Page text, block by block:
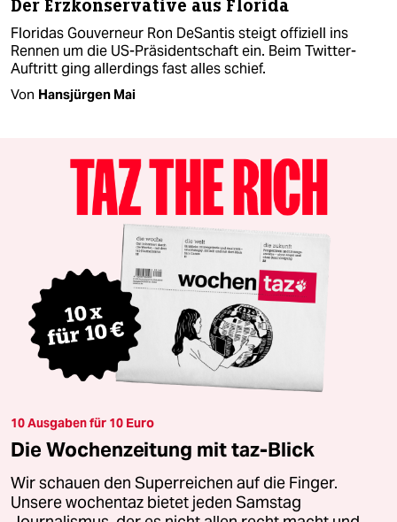
Der Erzkonservative aus Florida
Floridas Gouverneur Ron DeSantis steigt offiziell ins
Rennen um die US-Präsidentschaft ein. Beim Twitter-
Auftritt ging allerdings fast alles schief.
Von Hansjürgen Mai
10 Ausgaben für 10 Euro
Die Wochenzeitung mit taz-Blick
Wir schauen den Superreichen auf die Finger.
Unsere wochentaz bietet jeden Samstag